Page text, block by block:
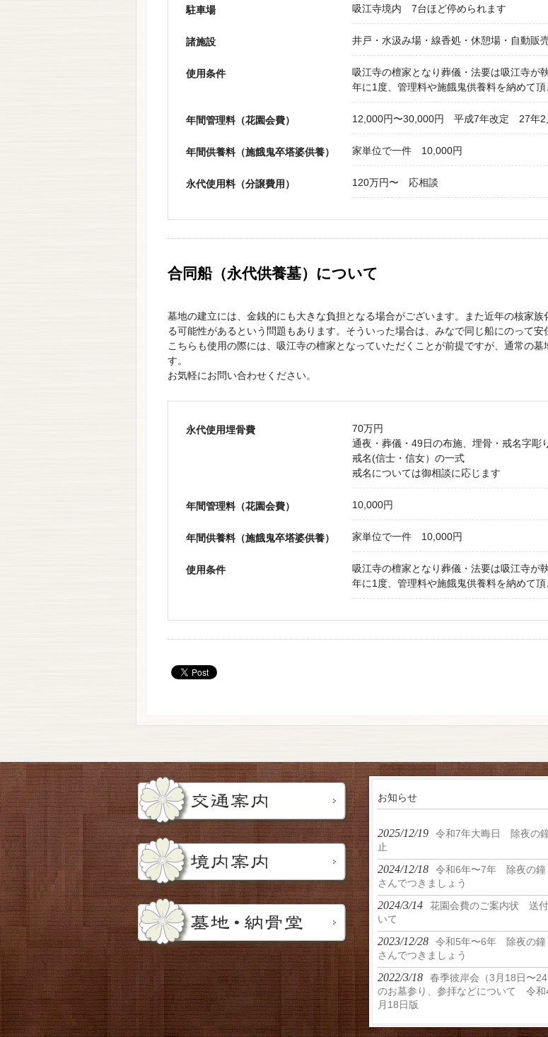
駐車場 吸江寺境内 7台ほど停められます
諸施設 井戸・水汲み場・線香処・休憩場・自動販
使用条件
吸江寺の檀家となり葬儀・法要は吸江寺が
年に1度、管理料や施餓鬼供養料を納めて頂
年間管理料（花園会費） 12,000円〜30,000円 平成7年改定 27年2
年間供養料（施餓鬼卒塔婆供養） 家単位で一件 10,000円
永代使用料（分譲費用） 120万円〜 応相談
合同船（永代供養墓）について
墓地の建立には、金銭的にも大きな負担となる場合がございます。また近年の核家
る可能性があるという問題もあります。そういった場合は、みなで同じ船にのって安
こちらも使用の際には、吸江寺の檀家となっていただくことが前提ですが、通常の
す。
お気軽にお問い合わせください。
永代使用埋骨費
70万円
通夜・葬儀・49日の布施、埋骨・戒名字彫
戒名(信士・信女）の一式
戒名については御相談に応じます
年間管理料（花園会費） 10,000円
年間供養料（施餓鬼卒塔婆供養） 家単位で一件 10,000円
使用条件
吸江寺の檀家となり葬儀・法要は吸江寺が
年に1度、管理料や施餓鬼供養料を納めて頂
お知らせ
2025/12/19
令和7年大晦日 除夜の
止
2024/12/18
令和6年〜7年 除夜の
さんでつきましょう
2024/3/14
花園会費のご案内状 送
いて
2023/12/28
令和5年〜6年 除夜の
さんでつきましょう
2022/3/18
春季彼岸会（3月18日〜24
のお墓参り、参拝などについて 令和
月18日版